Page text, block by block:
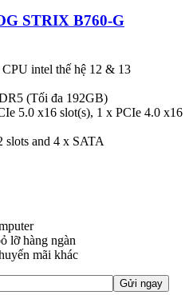
STRIX B760-G
intel thế hệ 12 & 13
(Tối đa 192GB)
5.0 x16 slot(s), 1 x PCIe 4.0 x16
slots and 4 x SATA
lỡ hàng ngàn
mãi khác